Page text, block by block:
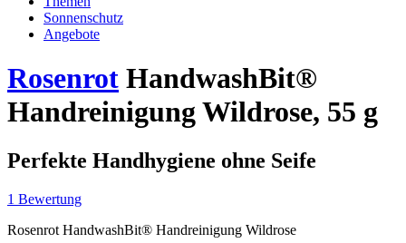
Sonnenschutz
Angebote
Rosenrot HandwashBit®
Handreinigung Wildrose, 55 g
Perfekte Handhygiene ohne Seife
1 Bewertung
Rosenrot HandwashBit® Handreinigung Wildrose